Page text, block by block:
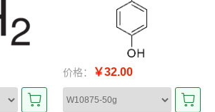
价格： ￥32.00